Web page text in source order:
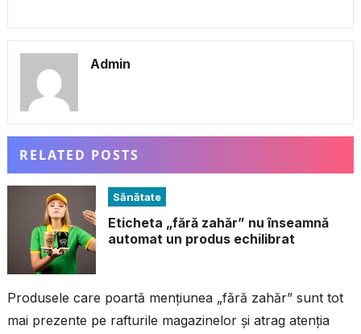
Admin
RELATED POSTS
Sănătate
Eticheta „fără zahăr” nu înseamnă
automat un produs echilibrat
Produsele care poartă mențiunea „fără zahăr” sunt tot
mai prezente pe rafturile magazinelor și atrag atenția